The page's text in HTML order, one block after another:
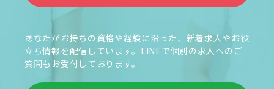
あなたがお持ちの資格や経験に沿った、新着求人やお役
立ち情報を配信しています。LINEで個別の求人へのご
質問もお受付しております。